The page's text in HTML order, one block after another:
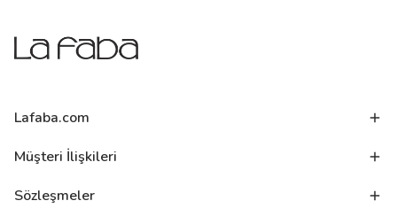
Lafaba.com
Müşteri İlişkileri
Sözleşmeler